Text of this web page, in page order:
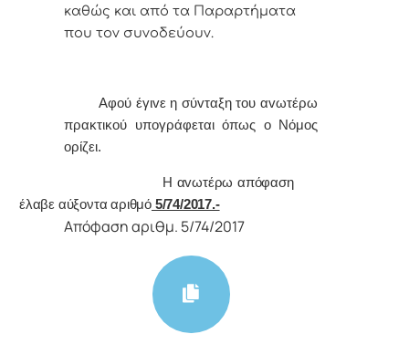
καθώς και από τα Παραρτήματα
που τον συνοδεύουν.
Αφoύ έγιvε η σύvταξη τoυ αvωτέρω
πρακτικoύ υπoγράφεται όπως o Νόμoς
oρίζει.
Η αvωτέρω απόφαση
έλαβε αύξοντα αριθμό5/74/2017.-
Απόφαση αριθμ. 5/74/2017